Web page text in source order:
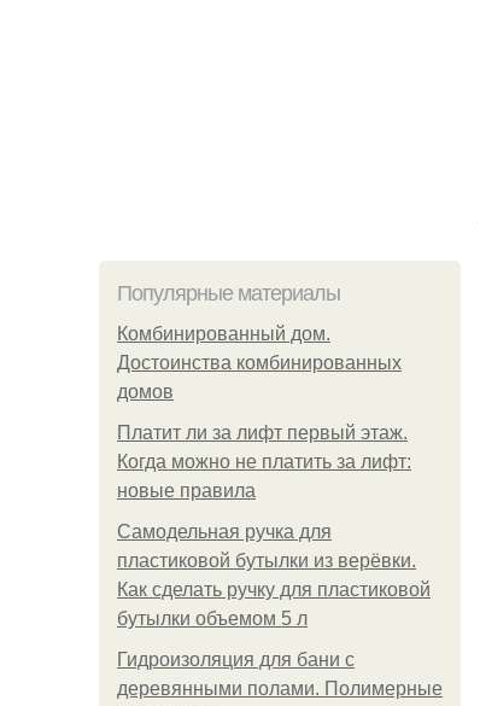
Популярные материалы
Комбинированный дом.
Достоинства комбинированных
домов
Платит ли за лифт первый этаж.
Когда можно не платить за лифт:
новые правила
Самодельная ручка для
пластиковой бутылки из верёвки.
Как сделать ручку для пластиковой
бутылки объемом 5 л
Гидроизоляция для бани с
деревянными полами. Полимерные